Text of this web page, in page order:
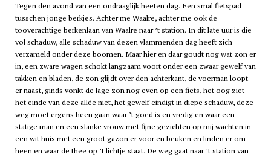
Tegen den avond van een ondraaglijk heeten dag. Een smal fietspad
tusschen jonge berkjes. Achter me Waalre, achter me ook de
tooverachtige berkenlaan van Waalre naar ’t station. In dit late uur is die
vol schaduw, alle schaduw van dezen vlammenden dag heeft zich
verzameld onder deze boomen. Maar hier en daar goudt nog wat zon er
in, een zware wagen schokt langzaam voort onder een zwaar gewelf van
takken en bladen, de zon glijdt over den achterkant, de voerman loopt
er naast, ginds vonkt de lage zon nog even op een fiets, het oog ziet
het einde van deze allée niet, het gewelf eindigt in diepe schaduw, deze
weg moet ergens heen gaan waar ’t goed is en vredig en waar een
statige man en een slanke vrouw met fijne gezichten op mij wachten in
een wit huis met een groot gazon er voor en beuken en linden er om
heen en waar de thee op ’t lichtje staat. De weg gaat naar ’t station van